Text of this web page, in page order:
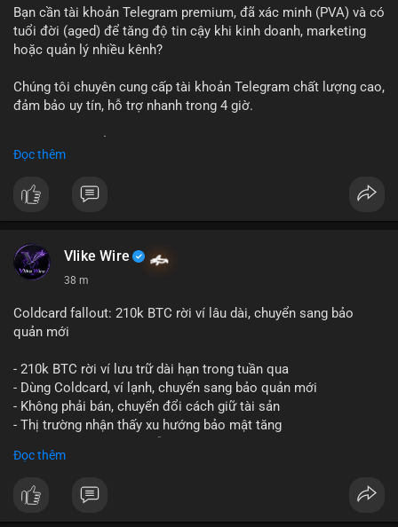
Bạn cần tài khoản Telegram premium, đã xác minh (PVA) và có
tuổi đời (aged) để tăng độ tin cậy khi kinh doanh, marketing
hoặc quản lý nhiều kênh?
Chúng tôi chuyên cung cấp tài khoản Telegram chất lượng cao,
đảm bảo uy tín, hỗ trợ nhanh trong 4 giờ.
📞 WhatsApp: +1 660 215-8938
📧 Email: localpvashop@gmail.com
premium, PVA, aged với giá tốt nhất!
Đọc thêm
Vlike Wire
38 m
Coldcard fallout: 210k BTC rời ví lâu dài, chuyển sang bảo
quản mới
- 210k BTC rời ví lưu trữ dài hạn trong tuần qua
- Dùng Coldcard, ví lạnh, chuyển sang bảo quản mới
- Không phải bán, chuyển đổi cách giữ tài sản
- Thị trường nhận thấy xu hướng bảo mật tăng
$btc
Đọc thêm